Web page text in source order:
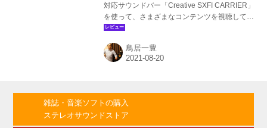
対応サウンドバー「Creative SXFI CARRIER」
を使って、さまざまなコンテンツを視聴してそ
の魅力を紹介していくシリーズの第2回。今回は
アップ。薄型テレビとの組み合わせで、人気の
作品をたっぷりと楽しんでみた。 サウンドバー
空いたスペースにスッと置けるので、置き場所
に困ることも少ないだろう。薄型テレビとの接
鳥居一豊
雑誌・音楽ソフトの購入
ステレオサウンドストア